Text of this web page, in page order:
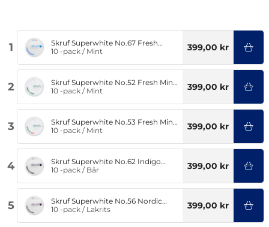
1
Skruf Superwhite No.67 Fresh
Freeze 11,5mg
10 -pack / Mint 399,00 kr
2
Skruf Superwhite No.52 Fresh Mint
6mg10 -pack / Mint 399,00 kr
3
Skruf Superwhite No.53 Fresh Mint
10mg10 -pack / Mint 399,00 kr
4
Skruf Superwhite No.62 Indigo
Berry 6mg
10 -pack / Bär 399,00 kr
5
Skruf Superwhite No.56 Nordic
Liquorice 6mg
10 -pack / Lakrits 399,00 kr